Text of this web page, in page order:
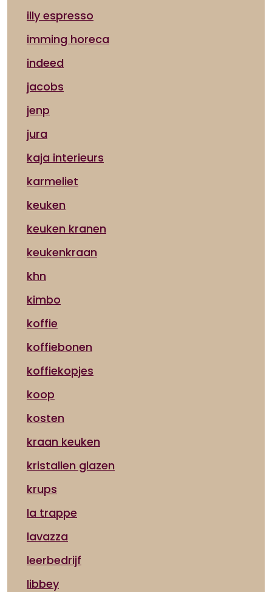
illy espresso
imming horeca
indeed
jacobs
jenp
jura
kaja interieurs
karmeliet
keuken
keuken kranen
keukenkraan
khn
kimbo
koffie
koffiebonen
koffiekopjes
koop
kosten
kraan keuken
kristallen glazen
krups
la trappe
lavazza
leerbedrijf
libbey